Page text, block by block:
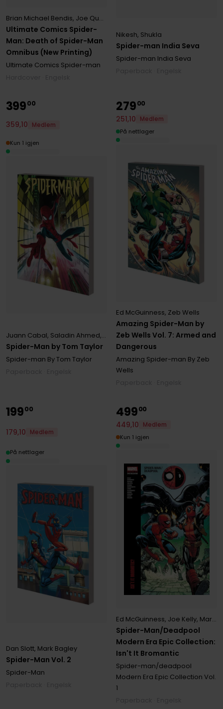
Ultimate Comics Spider-
Man: Death of Spider-Man
Omnibus (New Printing)
Brian Michael Bendis, Joe Quesada
Ultimate Comics Spider-man
Spider-man India Seva
Nikesh, Shukla
Spider-man India Seva
Spider-Man by Tom Taylor
Juann Cabal, Saladin Ahmed, Tom Taylor
Spider-man By Tom Taylor
39900
359,10 Medlem
Kun 1 igjen
Amazing Spider-Man by
Zeb Wells Vol. 7: Armed and
Dangerous
Ed McGuinness, Zeb Wells
Amazing Spider-man By Zeb
Wells
27900
251,10
Medlem
På nettlager
Spider-Man Vol. 2
Dan Slott, Mark Bagley
Spider-Man
19900
179,10 Medlem
På nettlager
Spider-Man/Deadpool
Modern Era Epic Collection:
Isn't It Bromantic
Ed McGuinness, Joe Kelly, Marvel Various
Spider-man/deadpool
Modern Era Epic Collection Vol.
1
49900
449,10
Medlem
Kun 1 igjen